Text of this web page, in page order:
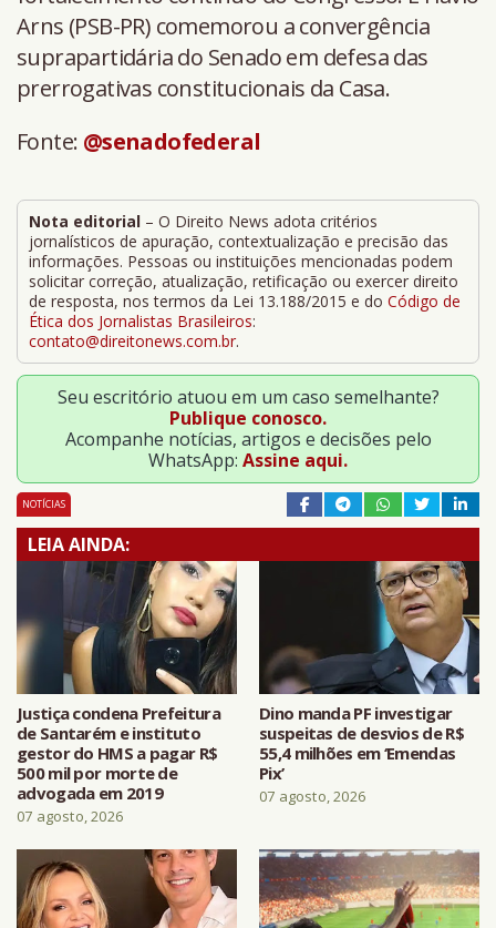
Arns (PSB-PR) comemorou a convergência
suprapartidária do Senado em defesa das
prerrogativas constitucionais da Casa.
Fonte: @senadofederal
Nota editorial – O Direito News adota critérios
jornalísticos de apuração, contextualização e precisão das
informações. Pessoas ou instituições mencionadas podem
solicitar correção, atualização, retificação ou exercer direito
de resposta, nos termos da Lei 13.188/2015 e do Código de
Ética dos Jornalistas Brasileiros:
contato@direitonews.com.br.
Seu escritório atuou em um caso semelhante?
Publique conosco.
Acompanhe notícias, artigos e decisões pelo
WhatsApp: Assine aqui.
NOTÍCIAS
LEIA AINDA:
Justiça condena Prefeitura
de Santarém e instituto
gestor do HMS a pagar R$
500 mil por morte de
advogada em 2019
07 agosto, 2026
Dino manda PF investigar
suspeitas de desvios de R$
55,4 milhões em ‘Emendas
Pix’
07 agosto, 2026